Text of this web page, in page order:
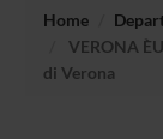
Home
VERONA
di Verona